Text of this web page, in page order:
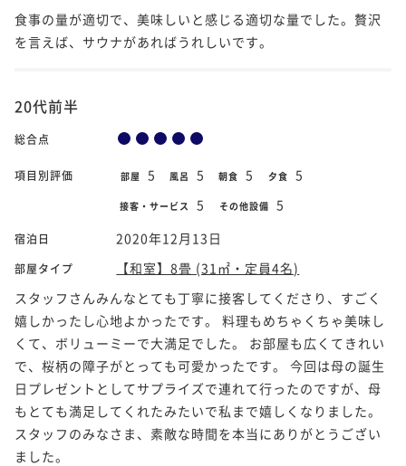
食事の量が適切で、美味しいと感じる適切な量でした。贅沢
を言えば、サウナがあればうれしいです。
20代前半
総合点
項目別評価 部屋 5 風呂 5 朝食 5 夕食 5
接客・サービス 5 その他設備 5
宿泊日 2020年12月13日
部屋タイプ
【和室】8畳 (31㎡・定員4名)
スタッフさんみんなとても丁寧に接客してくださり、すごく
嬉しかったし心地よかったです。 料理もめちゃくちゃ美味し
くて、ボリューミーで大満足でした。 お部屋も広くてきれい
で、桜柄の障子がとっても可愛かったです。 今回は母の誕生
日プレゼントとしてサプライズで連れて行ったのですが、母
もとても満足してくれたみたいで私まで嬉しくなりました。
スタッフのみなさま、素敵な時間を本当にありがとうござい
ました。